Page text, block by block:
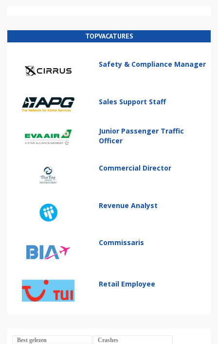
TOPVACATURES
Safety & Compliance Manager
Sales Support Staff
Junior Passenger Traffic
Officer
Commercial Director
Revenue Analyst
Commissaris
Retail Employee
Best gelezen Crashes